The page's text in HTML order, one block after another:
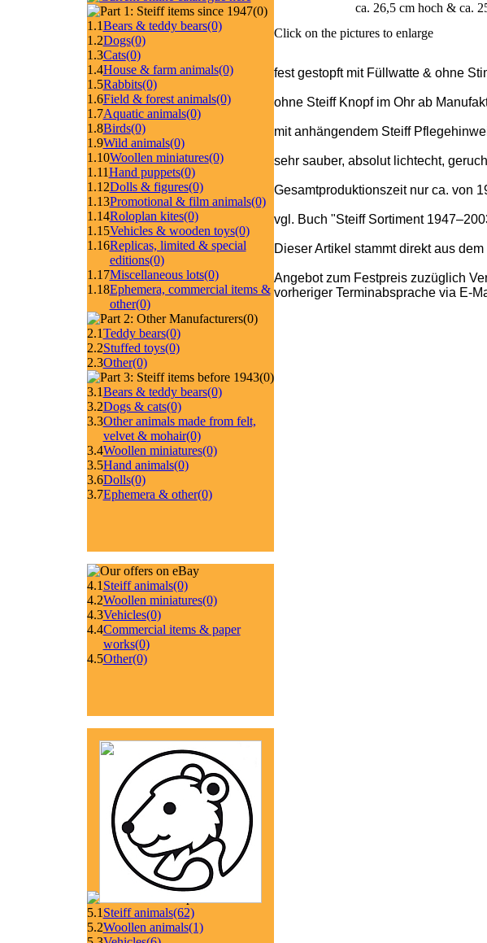
(0)
1.1Bears & teddy bears(0)
1.2Dogs(0)
1.3Cats(0)
1.4House & farm animals(0)
1.5Rabbits(0)
1.6Field & forest animals(0)
1.7Aquatic animals(0)
1.8Birds(0)
1.9Wild animals(0)
1.10Woollen miniatures(0)
1.11Hand puppets(0)
1.12Dolls & figures(0)
1.13Promotional & film animals(0)
1.14Roloplan kites(0)
1.15Vehicles & wooden toys(0)
1.16Replicas, limited & special
editions(0)
1.17Miscellaneous lots(0)
1.18Ephemera, commercial items &
other(0)
(0)
2.1Teddy bears(0)
2.2Stuffed toys(0)
2.3Other(0)
(0)
3.1Bears & teddy bears(0)
3.2Dogs & cats(0)
3.3Other animals made from felt,
velvet & mohair(0)
3.4Woollen miniatures(0)
3.5Hand animals(0)
3.6Dolls(0)
3.7Ephemera & other(0)
4.1 Steiff animals(0)
4.2Woollen miniatures(0)
4.3Vehicles(0)
4.4Commercial items & paper
works(0)
4.5Other(0)
5.1 Steiff animals(62)
5.2Woollen animals(1)
ca. 26,5 cm hoch & ca.
Click on the pictures to enlarge
fest gestopft mit Füllwatte & ohne
ohne Steiff Knopf im Ohr ab
mit anhängendem Steiff
sehr sauber, absolut lichtecht,
Gesamtproduktionszeit nur ca. von
vgl. Buch "Steiff Sortiment
Dieser Artikel stammt direkt aus
Angebot zum Festpreis zuzüglich
vorheriger Terminabsprache via E-